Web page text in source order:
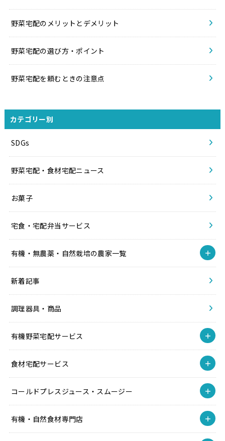
野菜宅配のメリットとデメリット
野菜宅配の選び方・ポイント
野菜宅配を頼むときの注意点
カテゴリー別
SDGs
野菜宅配・食材宅配ニュース
お菓子
宅食・宅配弁当サービス
有機・無農薬・自然栽培の農家一覧
新着記事
調理器具・商品
有機野菜宅配サービス
食材宅配サービス
コールドプレスジュース・スムージー
有機・自然食材専門店